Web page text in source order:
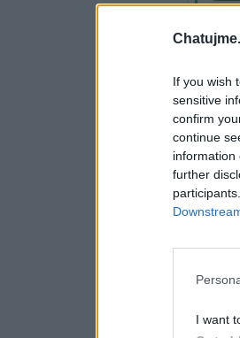
If you wish
sensitive
confirm
continue
information
further
I want